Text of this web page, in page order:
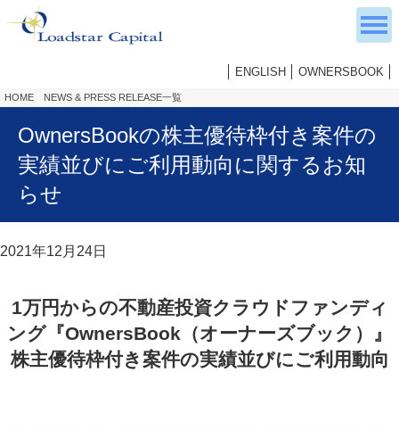
ENGLISH OWNERSBOOK
HOME NEWS & PRESS RELEASE一覧
OwnersBookの株主優待枠付き案件の
実績並びにご利用動向に関するお知
らせ
2021年12月24日
1万円からの不動産投資クラウドファンディ
ング『OwnersBook（オーナーズブック）』
株主優待枠付き案件の実績並びにご利用動向